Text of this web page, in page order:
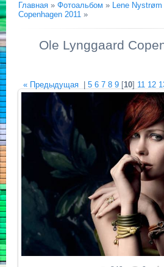
Главная » Фотоальбом » Lene Nystrøm
Copenhagen 2011 »
Ole Lynggaard
« Предыдущая 5 6 7 8 9 [10] 11 12